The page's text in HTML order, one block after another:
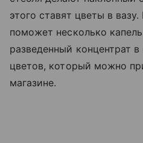
этого ставят цветы в
поможет несколько
разведенный концентрат
цветов, который можно
магазине.